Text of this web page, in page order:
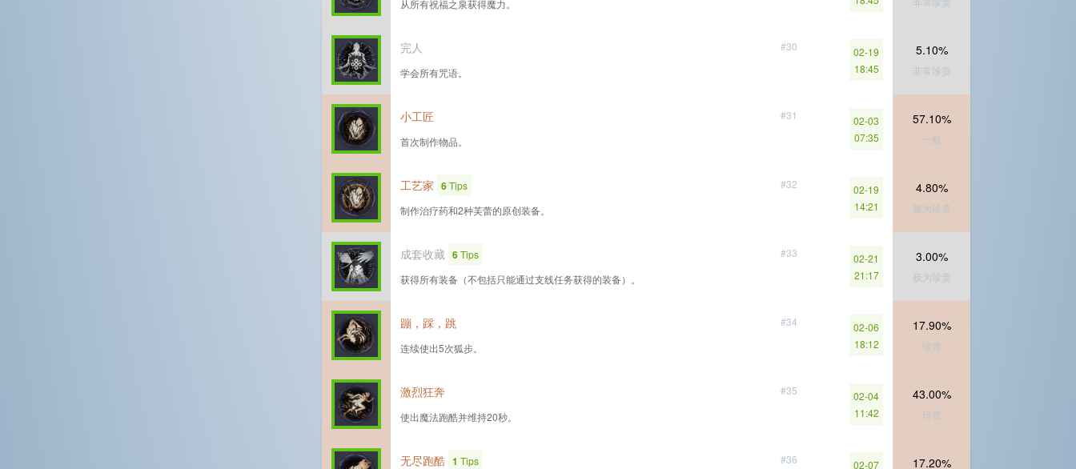
从所有祝福之泉获得魔力。
#30
完人
学会所有咒语。
02-19
18:45
5.10%
非常珍贵
#31
小工匠
首次制作物品。
02-03
07:35
57.10%
一般
#32
工艺家 6Tips
制作治疗药和2种芙蕾的原创装备。
02-19
14:21
4.80%
极为珍贵
#33
成套收藏 6Tips
获得所有装备（不包括只能通过支线任务获得的装备）。
02-21
21:17
3.00%
极为珍贵
#34
蹦，踩，跳
连续使出5次狐步。
02-06
18:12
17.90%
珍贵
#35
激烈狂奔
使出魔法跑酷并维持20秒。
02-04
11:42
43.00%
珍贵
#36
无尽跑酷 1 Tips 02-07 17.20%